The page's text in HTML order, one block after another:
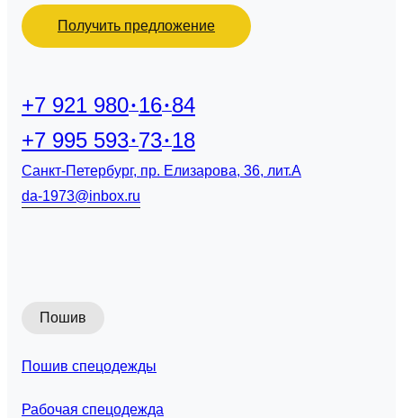
Получить предложение
+7 921 980 16 84
+7 995 593 73 18
Санкт-Петербург, пр. Елизарова, 36, лит.А
da-1973@inbox.ru
Пошив
Пошив спецодежды
Рабочая спецодежда